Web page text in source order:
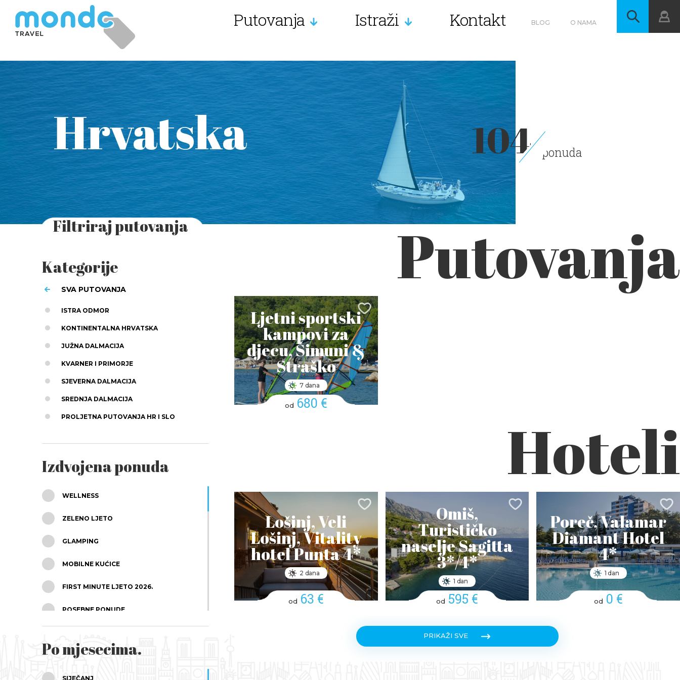
Putovanja Istraži Kontakt BLOG O NAMA
Hrvatska 104 ponuda
Filtriraj putovanja Putovanja
Ljetni sportski
kampovi za
djecu, Šimuni &
Straško
7 dana
od 680 €
Hoteli
Lošinj, Veli
Lošinj, Vitality
hotel Punta 4*
2 dana
od 63 €
Omiš,
Turističko
naselje Sagitta
3*/4*
1 dan
od 595 €
Poreč, Valamar
Diamant Hotel
4*
1 dan
od 0 €
PRIKAŽI SVE
Kategorije
SVA PUTOVANJA
ISTRA ODMOR
KONTINENTALNA HRVATSKA
JUŽNA DALMACIJA
KVARNER I PRIMORJE
SJEVERNA DALMACIJA
SREDNJA DALMACIJA
PROLJETNA PUTOVANJA HR I SLO
Izdvojena ponuda
WELLNESS
ZELENO LJETO
GLAMPING
MOBILNE KUĆICE
FIRST MINUTE LJETO 2026.
POSEBNE PONUDE
ODMOR U DVOJE
APARTMANI
Po mjesecima.
SIJEČANJ